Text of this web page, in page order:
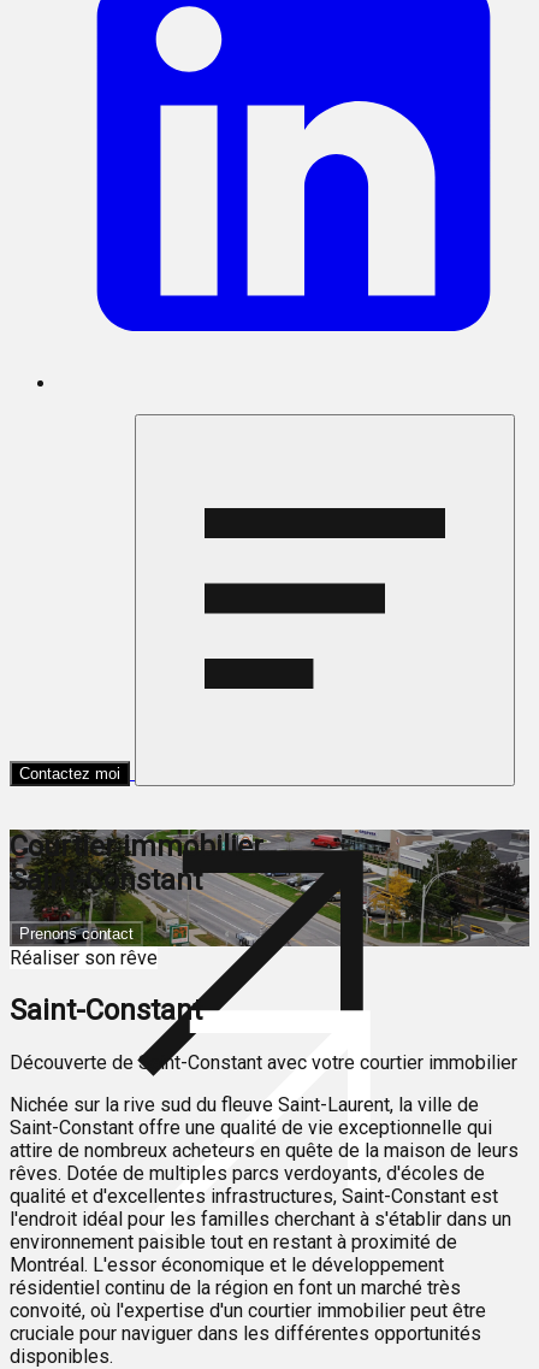
Contactez moi
Courtier immobilier
Saint-Constant
Prenons contact
Réaliser son rêve
Saint-Constant
Découverte de Saint-Constant avec votre courtier immobilier
Nichée sur la rive sud du fleuve Saint-Laurent, la ville de
Saint-Constant offre une qualité de vie exceptionnelle qui
attire de nombreux acheteurs en quête de la maison de leurs
rêves. Dotée de multiples parcs verdoyants, d'écoles de
qualité et d'excellentes infrastructures, Saint-Constant est
l'endroit idéal pour les familles cherchant à s'établir dans un
environnement paisible tout en restant à proximité de
Montréal. L'essor économique et le développement
résidentiel continu de la région en font un marché très
convoité, où l'expertise d'un courtier immobilier peut être
cruciale pour naviguer dans les différentes opportunités
disponibles.